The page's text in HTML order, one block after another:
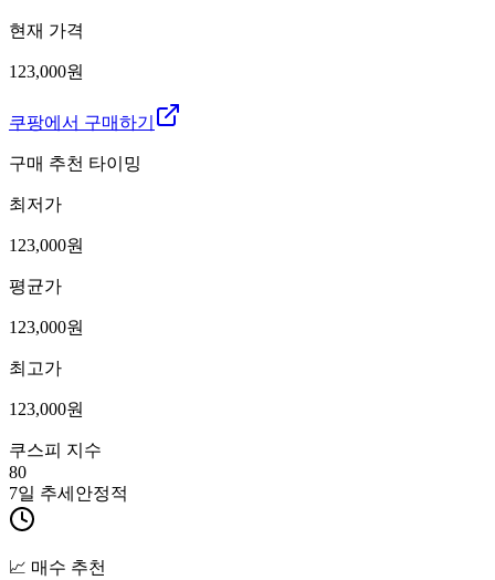
현재 가격
123,000원
쿠팡에서 구매하기
구매 추천 타이밍
최저가
123,000원
평균가
123,000원
최고가
123,000원
쿠스피 지수
80
7일 추세 안정적
📈 매수 추천